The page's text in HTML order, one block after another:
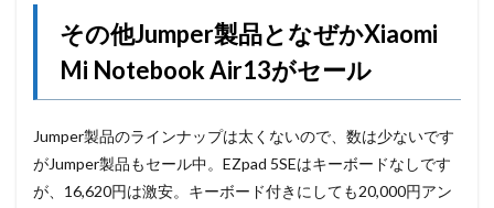
その他Jumper製品となぜかXiaomi
Mi Notebook Air13がセール
Jumper製品のラインナップは太くないので、数は少ないです
がJumper製品もセール中。EZpad 5SEはキーボードなしです
が、16,620円は激安。キーボード付きにしても20,000円アン